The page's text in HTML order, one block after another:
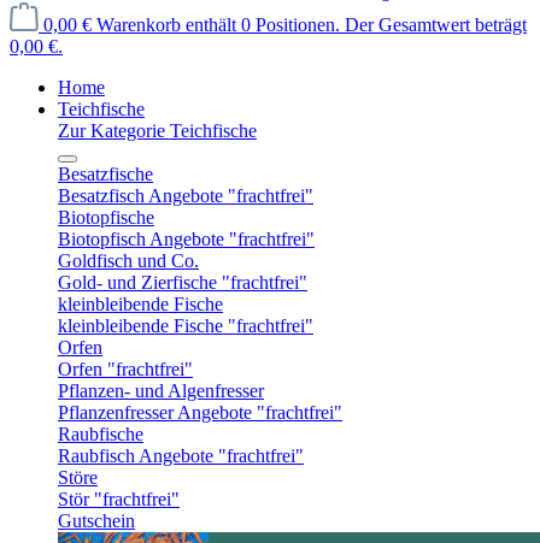
0,00 € Warenkorb enthält 0 Positionen. Der Gesamtwert beträgt
0,00 €.
Home
Teichfische
Zur Kategorie Teichfische
Besatzfische
Besatzfisch Angebote "frachtfrei"
Biotopfische
Biotopfisch Angebote "frachtfrei"
Goldfisch und Co.
Gold- und Zierfische "frachtfrei"
kleinbleibende Fische
kleinbleibende Fische "frachtfrei"
Orfen
Orfen "frachtfrei"
Pflanzen- und Algenfresser
Pflanzenfresser Angebote "frachtfrei"
Raubfische
Raubfisch Angebote "frachtfrei"
Störe
Stör "frachtfrei"
Gutschein